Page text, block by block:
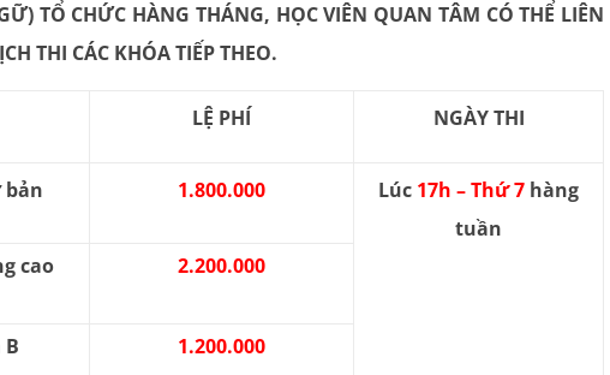
TỔ CHỨC HÀNG THÁNG, HỌC VIÊN QUAN TÂM CÓ THỂ LIÊN
THI CÁC KHÓA TIẾP THEO.
LỆ PHÍ NGÀY THI
bản 1.800.000 Lúc 17h – Thứ 7 hàng
tuần
cao 2.200.000
B 1.200.000